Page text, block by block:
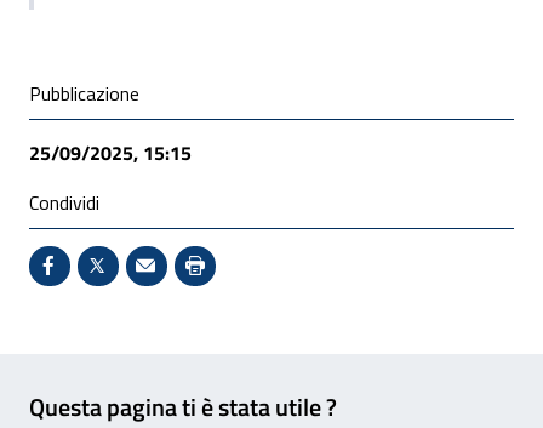
Condivisione social
Pubblicazione
25/09/2025, 15:15
Condividi
Condividi su Facebook - Sito esterno - Apertura in
X - Sito esterno - Apertura in nuova finestra
Invio Mail: apre il programma di posta
Stampa pagina: scelta meno
Questa pagina ti è stata utile ?